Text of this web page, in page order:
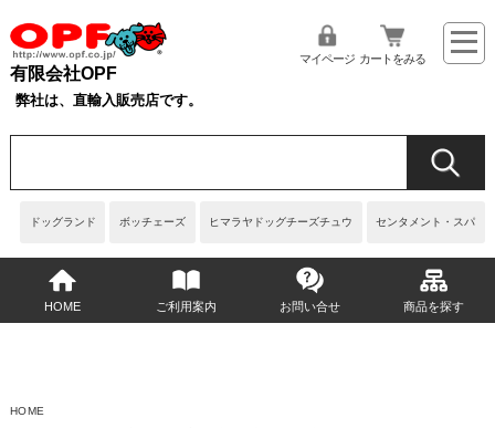
有限会社OPF
弊社は、直輸入販売店です。
ドッグランド ボッチェーズ ヒマラヤドッグチーズチュウ センタメント・スパ
マイページ カートをみる
HOME ご利用案内 お問い合せ 商品を探す
HOME